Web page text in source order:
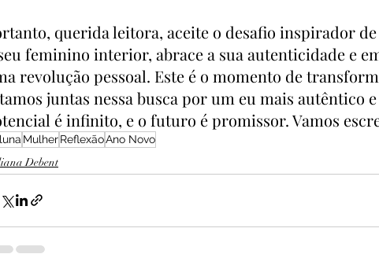
querida leitora, aceite o desafio inspirador de
feminino interior, abrace a sua autenticidade e
revolução pessoal. Este é o momento de
juntas nessa busca por um eu mais autêntico
é infinito, e o futuro é promissor. Vamos
MulherReflexãoAno Novo
Debent